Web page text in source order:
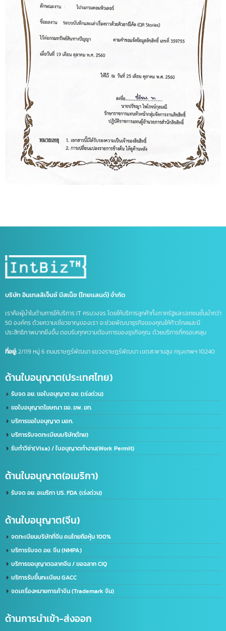
บริษัท อินเทลลิเจ็นซ์ บีสเน็ซ (ไทยเเลนด์) จำกัด
เราคือผู้นำในด้านการให้บริการ IT ครบวงจร โดยให้บริการลูกค้าทั้งภาครัฐและเอกชนชั้นนำ
50 องค์กร ด้วยความเชี่ยวชาญของเรา จะช่วยพัฒนาธุรกิจของคุณให้ก้าวไกลและมี
ประสิทธิภาพมากยิ่งขึ้น ตอบรับทุกความต้องการของธุรกิจคุณ ด้วยบริการที่ครอบคลุม
ที่อยู่:2/119 หมู่ 6 ถนนราษฏร์พัฒนา แขวงราษฏร์พัฒนา เขตสะพานสูง กรุงเทพฯ 10240
ด้านใบอนุญาต(ประเทศไทย)
ขอใบอนุญาตโฆษณา ฆอ. ฆพ. ฆท.
บริการขอใบอนุญาต มอก.
บริการรับจดทะเบียนบริษัท(ไทย)
รับทำวีซ่า(Visa) / ใบอนุญาตทำงาน(Work Permit)
ด้านใบอนุญาต(อเมริกา)
รับจด​ อย.​ อเมริกา US. FDA​ (เร่งด่วน)
ด้านใบอนุญาต(จีน)